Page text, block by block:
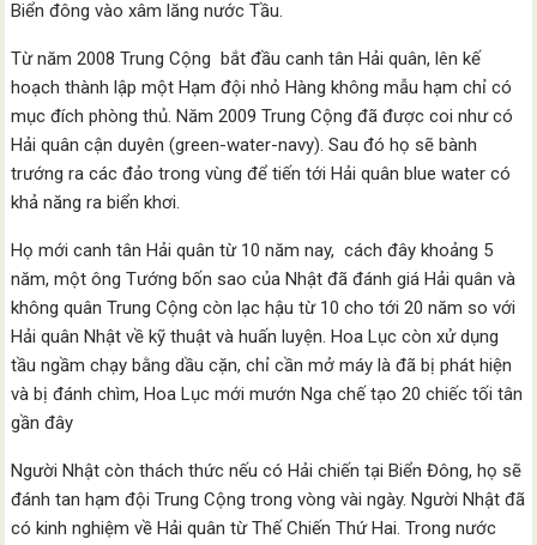
Biển đông vào xâm lăng nước Tầu.
Từ năm 2008 Trung Cộng bắt đầu canh tân Hải quân, lên kế
hoạch thành lập một Hạm đội nhỏ Hàng không mẫu hạm chỉ có
mục đích phòng thủ. Năm 2009 Trung Cộng đã được coi như có
Hải quân cận duyên (green-water-navy). Sau đó họ sẽ bành
trướng ra các đảo trong vùng để tiến tới Hải quân blue water có
khả năng ra biển khơi.
Họ mới canh tân Hải quân từ 10 năm nay, cách đây khoảng 5
năm, một ông Tướng bốn sao của Nhật đã đánh giá Hải quân và
không quân Trung Cộng còn lạc hậu từ 10 cho tới 20 năm so với
Hải quân Nhật về kỹ thuật và huấn luyện. Hoa Lục còn xử dụng
tầu ngầm chạy bằng dầu cặn, chỉ cần mở máy là đã bị phát hiện
và bị đánh chìm, Hoa Lục mới mướn Nga chế tạo 20 chiếc tối tân
gần đây
Người Nhật còn thách thức nếu có Hải chiến tại Biển Đông, họ sẽ
đánh tan hạm đội Trung Cộng trong vòng vài ngày. Người Nhật đã
có kinh nghiệm về Hải quân từ Thế Chiến Thứ Hai. Trong nước